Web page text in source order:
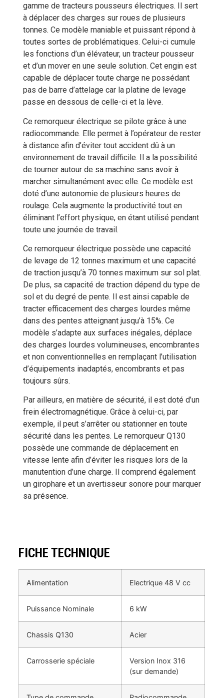
gamme de tracteurs pousseurs électriques. Il sert
à déplacer des charges sur roues de plusieurs
tonnes. Ce modèle maniable et puissant répond à
toutes sortes de problématiques. Celui-ci cumule
les fonctions d’un élévateur, un tracteur pousseur
et d’un mover en une seule solution. Cet engin est
capable de déplacer toute charge ne possédant
pas de barre d’attelage car la platine de levage
passe en dessous de celle-ci et la lève.
Ce remorqueur électrique se pilote grâce à une
radiocommande. Elle permet à l’opérateur de rester
à distance afin d’éviter tout accident dû à un
environnement de travail difficile. Il a la possibilité
de tourner autour de sa machine sans avoir à
marcher simultanément avec elle. Ce modèle est
doté d’une autonomie de plusieurs heures de
roulage. Cela augmente la productivité tout en
éliminant l’effort physique, en étant utilisé pendant
toute une journée de travail.
Ce remorqueur électrique possède une capacité
de levage de 12 tonnes maximum et une capacité
de traction jusqu’à 70 tonnes maximum sur sol plat.
De plus, sa capacité de traction dépend du type de
sol et du degré de pente. Il est ainsi capable de
tracter efficacement des charges lourdes même
dans des pentes atteignant jusqu’à 15%. Ce
modèle s’adapte aux surfaces inégales, déplace
des charges lourdes volumineuses, encombrantes
et non conventionnelles en remplaçant l’utilisation
d’équipements inadaptés, encombrants et pas
toujours sûrs.
Par ailleurs, en matière de sécurité, il est doté d’un
frein électromagnétique. Grâce à celui-ci, par
exemple, il peut s’arrêter ou stationner en toute
sécurité dans les pentes. Le remorqueur Q130
possède une commande de déplacement en
vitesse lente afin d’éviter les risques lors de la
manutention d’une charge. Il comprend également
un girophare et un avertisseur sonore pour marquer
sa présence.
FICHE TECHNIQUE
Alimentation Electrique 48 V cc
Puissance Nominale 6 kW
Chassis Q130 Acier
Carrosserie spéciale
Version Inox 316
(sur demande)